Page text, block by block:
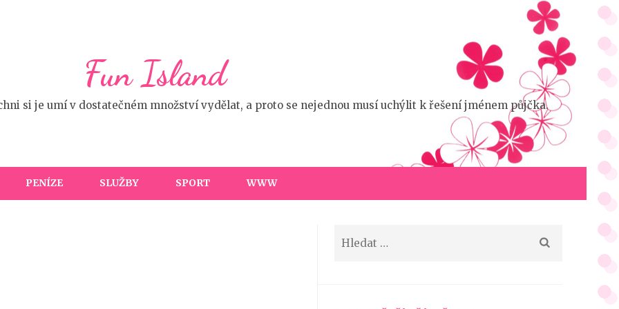
Fun Island
si je umí v dostatečném množství vydělat, a proto se nejednou musí uchýlit k řešení jménem půjčka.
PENÍZE SLUŽBY SPORT WWW